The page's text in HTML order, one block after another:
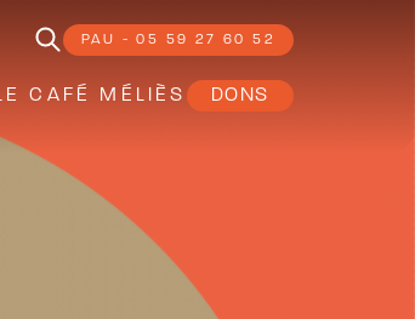
PAU - 05 59 27 60 52
CAFÉ MÉLIÈS DONS